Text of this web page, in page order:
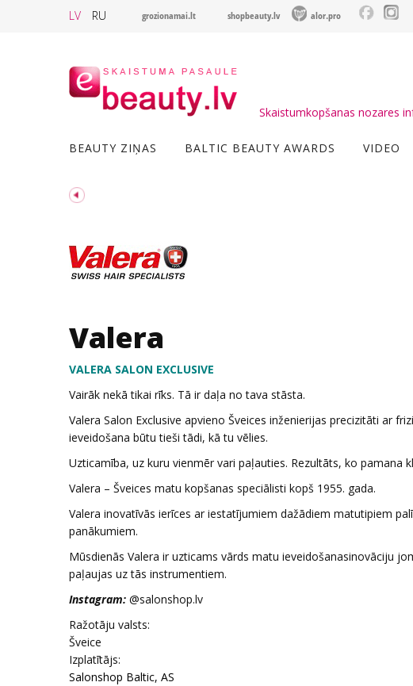
LV RU grozionamai.lt shopbeauty.lv alor.pro
Skaistumkopšanas nozares
BEAUTY ZIŅAS BALTIC BEAUTY AWARDS VIDEO
Valera
VALERA SALON EXCLUSIVE
Vairāk nekā tikai rīks. Tā ir daļa no tava stāsta.
Valera Salon Exclusive apvieno Šveices inženierijas precizitāti ar
ieveidošana būtu tieši tādi, kā tu vēlies.
Uzticamība, uz kuru vienmēr vari paļauties. Rezultāts, ko pamana
Valera – Šveices matu kopšanas speciālisti kopš 1955. gada.
Valera inovatīvās ierīces ar iestatījumiem dažādiem matutipiem
panākumiem.
Mūsdienās Valera ir uzticams vārds matu ieveidošanasinovāciju
paļaujas uz tās instrumentiem.
Instagram: @salonshop.lv
Ražotāju valsts:
Šveice
Izplatītājs:
Salonshop Baltic, AS